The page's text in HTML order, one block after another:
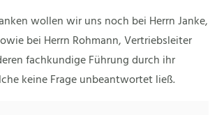
wollen wir uns noch bei Herrn Janke,
bei Herrn Rohmann, Vertriebsleiter
fachkundige Führung durch ihr
keine Frage unbeantwortet ließ.